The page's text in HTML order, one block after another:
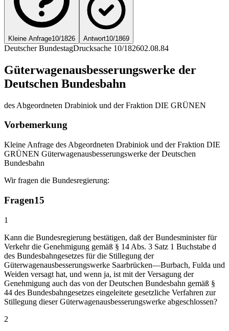
Kleine Anfrage10/1826 Antwort10/1869
Deutscher BundestagDrucksache 10/182602.08.84
Güterwagenausbesserungswerke der
Deutschen Bundesbahn
des Abgeordneten Drabiniok und der Fraktion DIE GRÜNEN
Vorbemerkung
Kleine Anfrage des Abgeordneten Drabiniok und der Fraktion DIE
GRÜNEN Güterwagenausbesserungswerke der Deutschen
Bundesbahn
Wir fragen die Bundesregierung:
Fragen15
1
Kann die Bundesregierung bestätigen, daß der Bundesminister für
Verkehr die Genehmigung gemäß § 14 Abs. 3 Satz 1 Buchstabe d
des Bundesbahngesetzes für die Stillegung der
Güterwagenausbesserungswerke Saarbrücken—Burbach, Fulda und
Weiden versagt hat, und wenn ja, ist mit der Versagung der
Genehmigung auch das von der Deutschen Bundesbahn gemäß §
44 des Bundesbahngesetzes eingeleitete gesetzliche Verfahren zur
Stillegung dieser Güterwagenausbesserungswerke abgeschlossen?
2